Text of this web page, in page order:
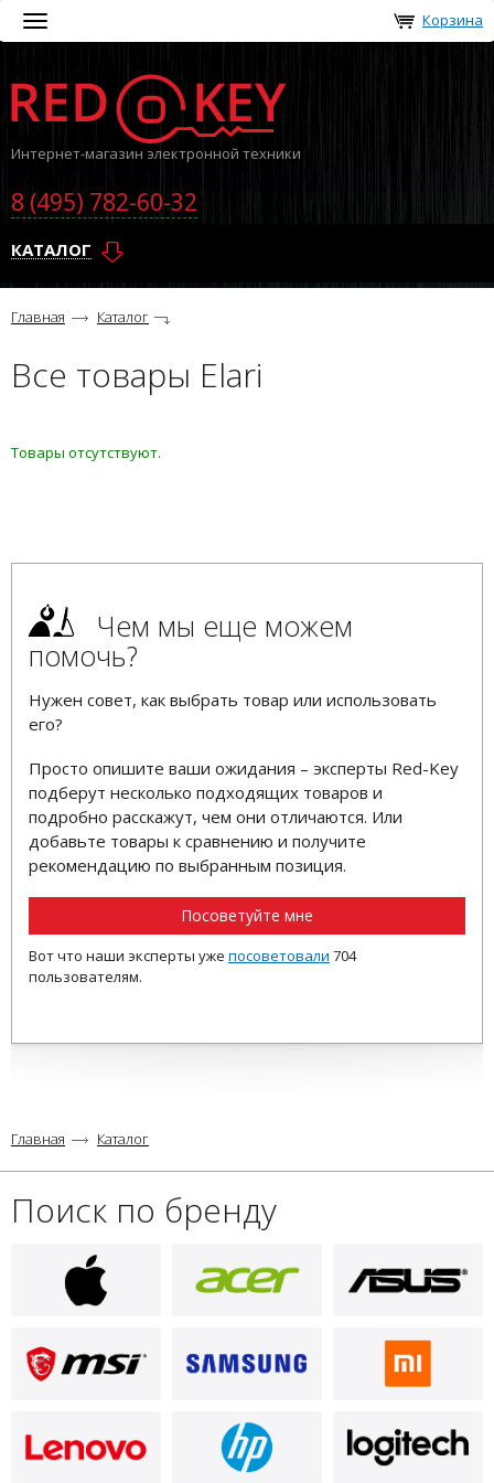
Toggle
navigation
Корзина
Интернет-магазин электронной техники
8 (495) 782-60-32
КАТАЛОГ
Главная Каталог
Все товары Elari
Товары отсутствуют.
Чем мы еще можем
помочь?
Нужен совет, как выбрать товар или использовать
его?
Просто опишите ваши ожидания – эксперты Red-Key
подберут несколько подходящих товаров и
подробно расскажут, чем они отличаются. Или
добавьте товары к сравнению и получите
рекомендацию по выбранным позиция.
Посоветуйте мне
Вот что наши эксперты уже посоветовали 704
пользователям.
Главная Каталог
Поиск по бренду